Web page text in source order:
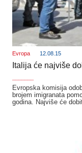
Evropa 12.08.15
Italija će najviše
Evropska komisija
brojem imigranata
godina. Najviše će